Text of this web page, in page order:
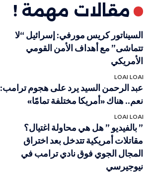
مقالات مهمة !
السيناتور كريس مورفي: إسرائيل “لا
تتماشى” مع أهداف الأمن القومي
الأمريكي
LOAI LOAI
عبد الرحمن السيد يرد على هجوم ترامب:
نعم.. هناك «أمريكا مختلفة تمامًا»
LOAI LOAI
” بالفيديو ” هل هي محاولة اغتيال؟
مقاتلات أمريكية تتدخل بعد اختراق
المجال الجوي فوق نادي ترامب في
نيوجيرسي